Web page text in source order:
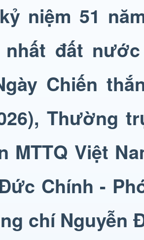
niệm 51
đất nước
Chiến
Thường
MTTQ Việt
Chính -
chí Nguyễn